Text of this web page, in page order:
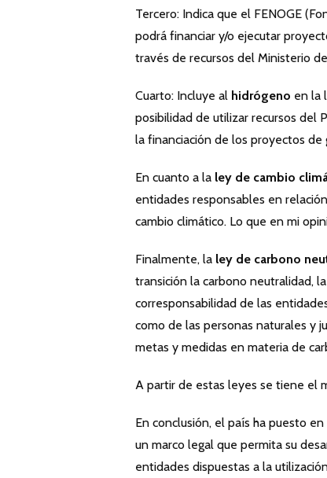
Tercero: Indica que el FENOGE
podrá financiar y/o ejecutar
través de recursos del Ministerio
Cuarto: Incluye al hidrógeno en la
posibilidad de utilizar recursos del
la financiación de los proyectos de
En cuanto a la ley de cambio
entidades responsables en
cambio climático. Lo que en mi
Finalmente, la ley de carbono
transición la carbono neutralidad,
corresponsabilidad de las
como de las personas naturales y
metas y medidas en materia de
A partir de estas leyes se tiene el
En conclusión, el país ha puesto en
un marco legal que permita su
entidades dispuestas a la